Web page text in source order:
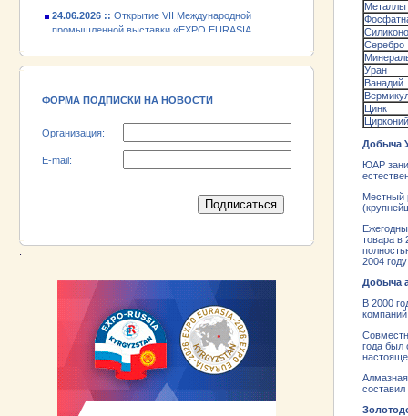
промышленной выставки «EXPO EURASIA
VIETNAM 2026»
ФОРМА ПОДПИСКИ НА НОВОСТИ
Организация:
E-mail:
Металлы
Серебро
Уран
Ванадий
Цинк
Цирконий
Добыча
ЮАР
Местный
товара в
2004
Добыча
В 2000
года был